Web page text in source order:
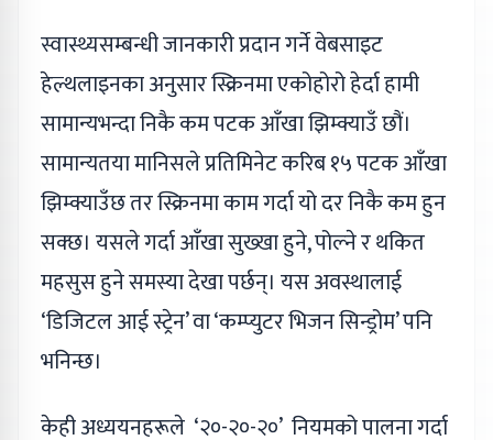
स्वास्थ्यसम्बन्धी जानकारी प्रदान गर्ने वेबसाइट
हेल्थलाइनका अनुसार स्क्रिनमा एकोहोरो हेर्दा हामी
सामान्यभन्दा निकै कम पटक आँखा झिम्क्याउँ छौं।
सामान्यतया मानिसले प्रतिमिनेट करिब १५ पटक आँखा
झिम्क्याउँछ तर स्क्रिनमा काम गर्दा यो दर निकै कम हुन
सक्छ। यसले गर्दा आँखा सुख्खा हुने, पोल्ने र थकित
महसुस हुने समस्या देखा पर्छन्। यस अवस्थालाई
‘डिजिटल आई स्ट्रेन’ वा ‘कम्प्युटर भिजन सिन्ड्रोम’ पनि
भनिन्छ।
केही अध्ययनहरूले ‘२०-२०-२०’ नियमको पालना गर्दा